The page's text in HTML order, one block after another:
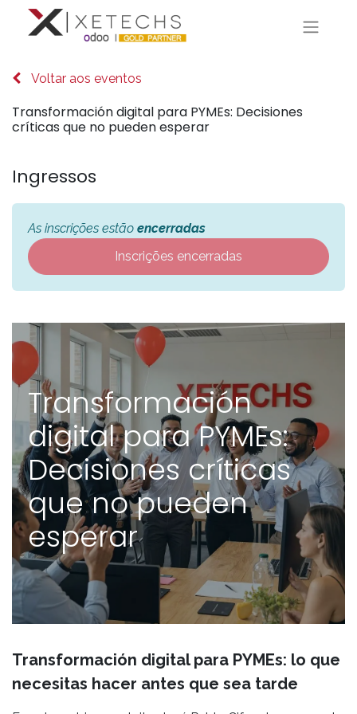
Voltar aos eventos
Transformación digital para PYMEs: Decisiones
críticas que no pueden esperar
Ingressos
As inscrições estão encerradas
Inscrições encerradas
Transformación
digital para PYMEs:
Decisiones críticas
que no pueden
esperar
Transformación digital para PYMEs: lo que
necesitas hacer antes que sea tarde